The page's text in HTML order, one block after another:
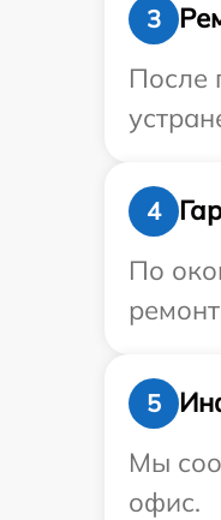
3
После
4
По
5
Мы
офис.